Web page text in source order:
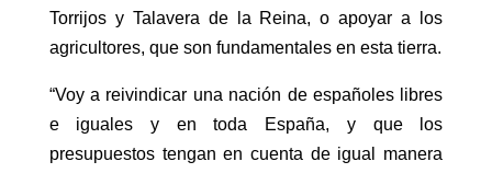
Torrijos y Talavera de la Reina, o apoyar a los
agricultores, que son fundamentales en esta tierra.
“Voy a reivindicar una nación de españoles libres
e iguales y en toda España, y que los
presupuestos tengan en cuenta de igual manera